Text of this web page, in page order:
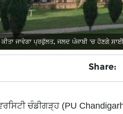
ਜਾਵੇਗਾ ਪ੍ਰਫੁੱਲਤ, ਜਲਦ ਪੰਜਾਬੀ 'ਚ ਹੋਣਗੇ
Share:
ਚੰਡੀਗੜ੍ਹ (PU